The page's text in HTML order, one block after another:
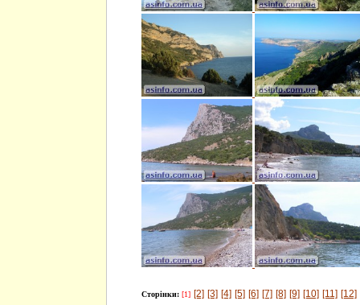
Сторінки: [1] [2] [3] [4] [5] [6] [7] [8] [9] [10] [11] [12]